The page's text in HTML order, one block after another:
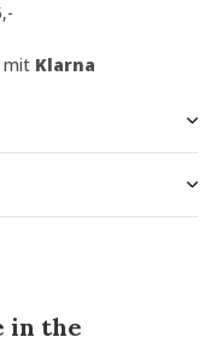
mit Klarna
in the